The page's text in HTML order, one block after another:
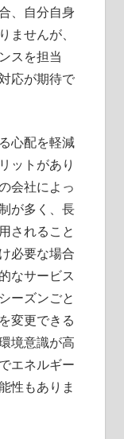
、自分自身
ませんが、
スを担当
応が期待で
心配を軽減
ットがあり
会社によっ
が多く、長
されること
必要な場合
なサービス
ーズンごと
変更できる
境意識が高
エネルギー
性もありま